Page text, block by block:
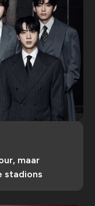
maar
stadions